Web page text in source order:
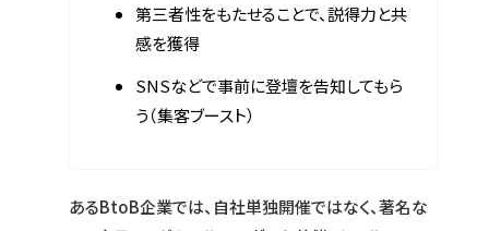
第三者性をもたせることで、説得力と共
感を獲得
SNSなどで事前に登壇を告知してもら
う（集客ブースト）
あるBtoB企業では、自社単独開催ではなく、著名な